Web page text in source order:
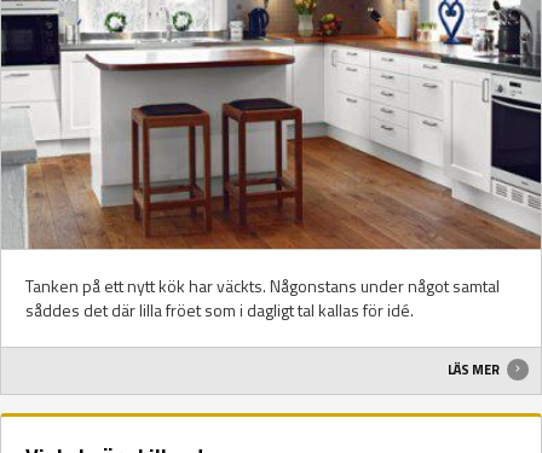
Tanken på ett nytt kök har väckts. Någonstans under något samtal
såddes det där lilla fröet som i dagligt tal kallas för idé.
LÄS MER